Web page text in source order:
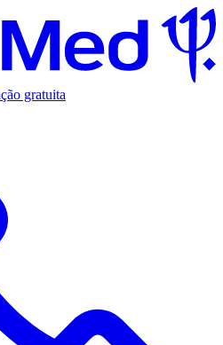
gratuita